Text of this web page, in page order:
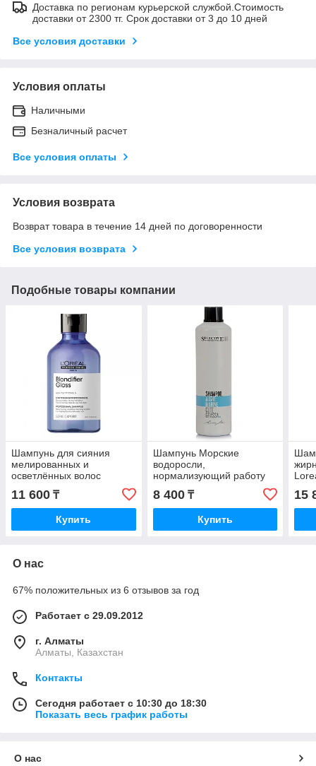
Доставка по регионам курьерской службой.Стоимость
доставки от 2300 тг. Срок доставки от 3 до 10 дней
Все условия доставки
Условия оплаты
Наличными
Безналичный расчет
Все условия оплаты
Условия возврата
Возврат товара в течение 14 дней по договоренности
Все условия возврата
Подобные товары компании
Шампунь для сияния
мелированных и
осветлённых волос
L'Oreal Professionnel
Blondifier Gloss Shampoo
300 мл.
11 600 ₸
Купить
Шампунь Морские
водоросли,
нормализующий работу
сальных желез
SELECTIVE ALGHE
MARINE 1000 мл.
8 400₸
Купить
15
О нас
67% положительных из 6 отзывов за год
Работает с 29.09.2012
г. Алматы
Алматы, Казахстан
Контакты
Сегодня работает с 10:30 до 18:30
Показать весь график работы
О нас